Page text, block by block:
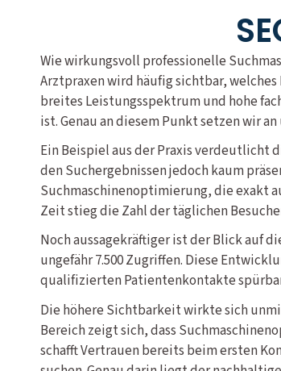
Wie wirkungsvoll professionelle
Arztpraxen wird häufig sichtbar,
breites Leistungsspektrum und hohe
ist. Genau an diesem Punkt setzen wir
Ein Beispiel aus der Praxis verdeutlicht
den Suchergebnissen jedoch kaum
Suchmaschinenoptimierung, die exakt
Zeit stieg die Zahl der täglichen
Noch aussagekräftiger ist der Blick auf
ungefähr 7.500 Zugriffen. Diese
qualifizierten Patientenkontakte
Die höhere Sichtbarkeit wirkte sich
Bereich zeigt sich, dass
schafft Vertrauen bereits beim ersten